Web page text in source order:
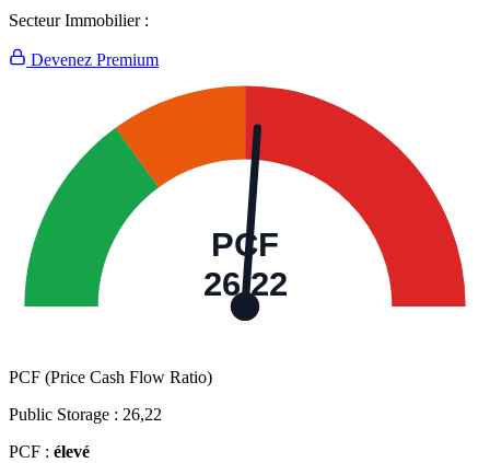
Secteur Immobilier :
Devenez Premium
PCF
26,22
PCF (Price Cash Flow Ratio)
Public Storage : 26,22
PCF : élevé